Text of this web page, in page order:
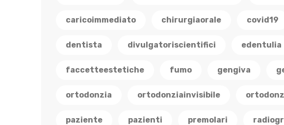
caricoimmediato chirurgiaorale covid19
dentista divulgatoriscientifici edentulia
faccetteestetiche fumo gengiva
ortodonzia ortodonziainvisibile
paziente pazienti premolari